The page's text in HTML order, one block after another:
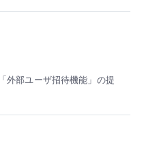
外部ユーザ招待機能」の提